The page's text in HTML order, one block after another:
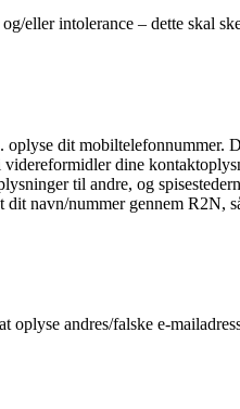
eller intolerance – dette skal
dit mobiltelefonnummer.
dine
til andre, og
navn/nummer gennem R2N,
andres/falske e-